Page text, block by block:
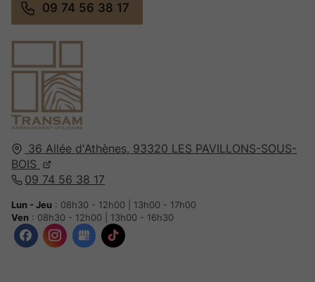
36 Allée d'Athènes, 93320 LES PAVILLONS-SOUS-
BOIS
09 74 56 38 17
Lun - Jeu : 08h30 - 12h00 | 13h00 - 17h00
Ven : 08h30 - 12h00 | 13h00 - 16h30
09 74 56 38 17